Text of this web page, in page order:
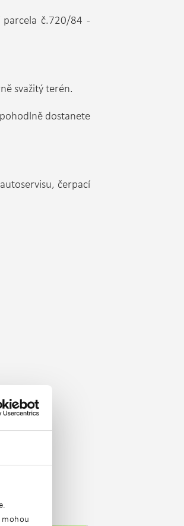
č.720/84 -
svažitý terén.
dostanete
čerpací